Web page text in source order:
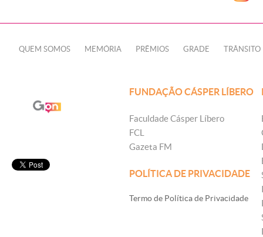
QUEM SOMOS MEMÓRIA PRÊMIOS GRADE TRÂNSITO
FUNDAÇÃO CÁSPER LÍBERO
Faculdade Cásper Líbero
FCL
Gazeta FM
POLÍTICA DE PRIVACIDADE
Termo de Política de Privacidade